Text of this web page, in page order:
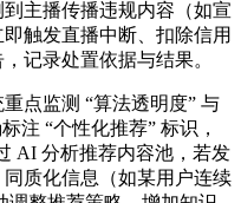
主播传播违规内容（如宣
触发直播中断、扣除信用
记录处置依据与结果。
点监测 “算法透明度” 与
注 “个性化推荐” 标识，
AI 分析推荐内容池，若发
质化信息（如某用户连续